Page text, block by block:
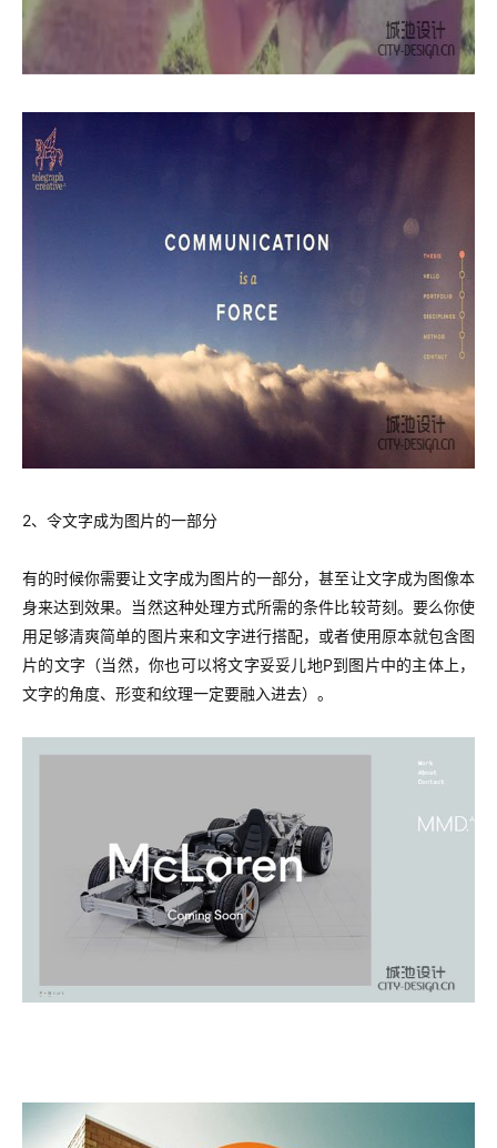
2、令文字成为图片的一部分
有的时候你需要让文字成为图片的一部分，甚至让文字成为图像本
身来达到效果。当然这种处理方式所需的条件比较苛刻。要么你使
用足够清爽简单的图片来和文字进行搭配，或者使用原本就包含图
片的文字（当然，你也可以将文字妥妥儿地P到图片中的主体上，
文字的角度、形变和纹理一定要融入进去）。